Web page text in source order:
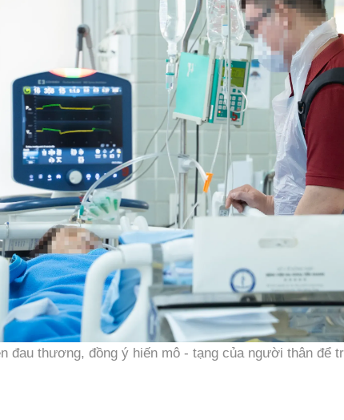
đau thương, đồng ý hiến mô - tạng của người thân để